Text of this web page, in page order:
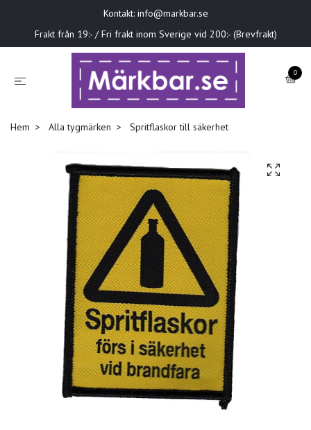
Kontakt: info@markbar.se
Frakt från 19:- / Fri frakt inom Sverige vid 200:- (Brevfrakt)
0
Hem Alla tygmärken Spritflaskor till säkerhet